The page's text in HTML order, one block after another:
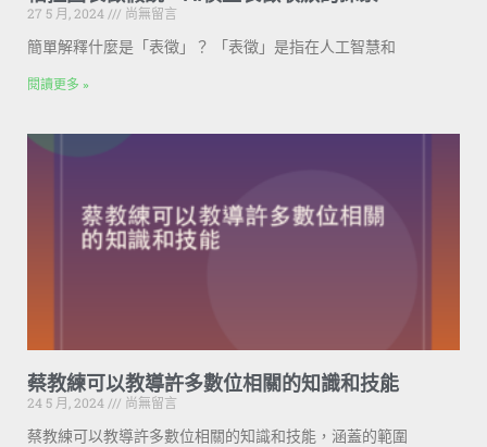
27 5 月, 2024
尚無留言
簡單解釋什麼是「表徵」？ 「表徵」是指在人工智慧和
閱讀更多 »
蔡教練可以教導許多數位相關的知識和技能
24 5 月, 2024
尚無留言
蔡教練可以教導許多數位相關的知識和技能，涵蓋的範圍